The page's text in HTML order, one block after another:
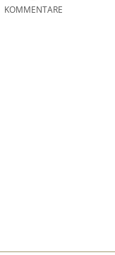
KOMMENTARE